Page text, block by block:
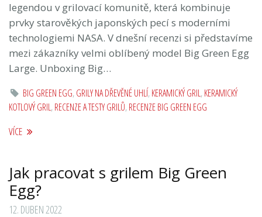
legendou v grilovací komunitě, která kombinuje
prvky starověkých japonských pecí s moderními
technologiemi NASA. V dnešní recenzi si představíme
mezi zákazníky velmi oblíbený model Big Green Egg
Large. Unboxing Big…
BIG GREEN EGG,GRILY NA DŘEVĚNÉ UHLÍ,KERAMICKÝ GRIL,KERAMICKÝ
KOTLOVÝ GRIL,RECENZE A TESTY GRILŮ,RECENZE BIG GREEN EGG
VÍCE
Jak pracovat s grilem Big Green
Egg?
12. DUBEN 2022